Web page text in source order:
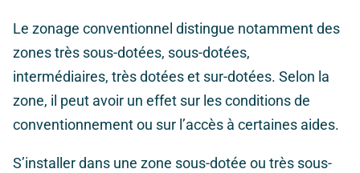
Le zonage conventionnel distingue notamment des
zones très sous-dotées, sous-dotées,
intermédiaires, très dotées et sur-dotées. Selon la
zone, il peut avoir un effet sur les conditions de
conventionnement ou sur l’accès à certaines aides.
S’installer dans une zone sous-dotée ou très sous-